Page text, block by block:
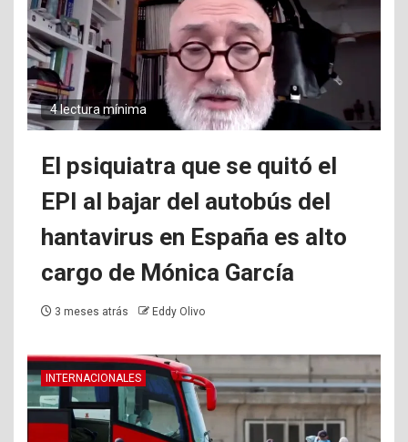
4 lectura mínima
El psiquiatra que se quitó el
EPI al bajar del autobús del
hantavirus en España es alto
cargo de Mónica García
3 meses atrás Eddy Olivo
INTERNACIONALES